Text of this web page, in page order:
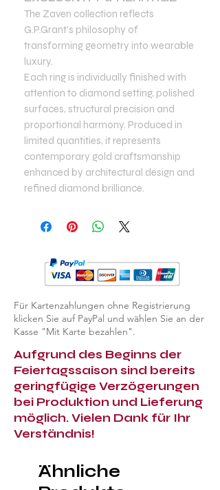
The Zaven collection reflects
G.P.Grant’s philosophy of
transforming geometry into wearable
luxury.
Each ring is individually finished with
attention to diamond setting, polished
surfaces, structural precision and
proportional harmony. Produced in
limited quantities, it represents
contemporary gold craftsmanship
enhanced by architectural design and
refined diamond brilliance.
Für Kartenzahlungen ohne Registrierung
klicken Sie auf PayPal und wählen Sie an der
Kasse "Mit Karte bezahlen".
Aufgrund des Beginns der
Feiertagssaison sind bereits
geringfügige Verzögerungen
bei Produktion und Lieferung
möglich. Vielen Dank für Ihr
Verständnis!
Ähnliche